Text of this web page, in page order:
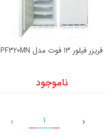
فریزر فیلور 13 فوت مدل PF320MN
ناموجود
1